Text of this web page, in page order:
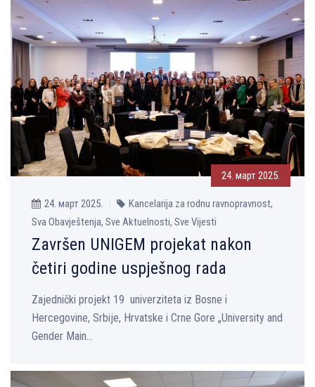
24. март 2025.
24. март 2025.
Kancelarija za rodnu ravnopravnost,
Sva Obavještenja, Sve Aktuelnosti, Sve Vijesti
Završen UNIGEM projekat nakon
četiri godine uspješnog rada
Zajednički projekt 19 univerziteta iz Bosne i
Hercegovine, Srbije, Hrvatske i Crne Gore „University and
Gender Main...